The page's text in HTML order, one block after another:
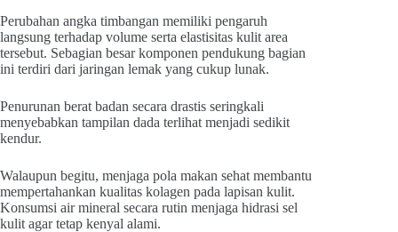
Perubahan angka timbangan memiliki pengaruh
langsung terhadap volume serta elastisitas kulit area
tersebut. Sebagian besar komponen pendukung bagian
ini terdiri dari jaringan lemak yang cukup lunak.
Penurunan berat badan secara drastis seringkali
menyebabkan tampilan dada terlihat menjadi sedikit
kendur.
Walaupun begitu, menjaga pola makan sehat membantu
mempertahankan kualitas kolagen pada lapisan kulit.
Konsumsi air mineral secara rutin menjaga hidrasi sel
kulit agar tetap kenyal alami.